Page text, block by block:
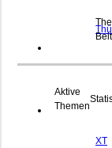
Aktive
Themen
XT